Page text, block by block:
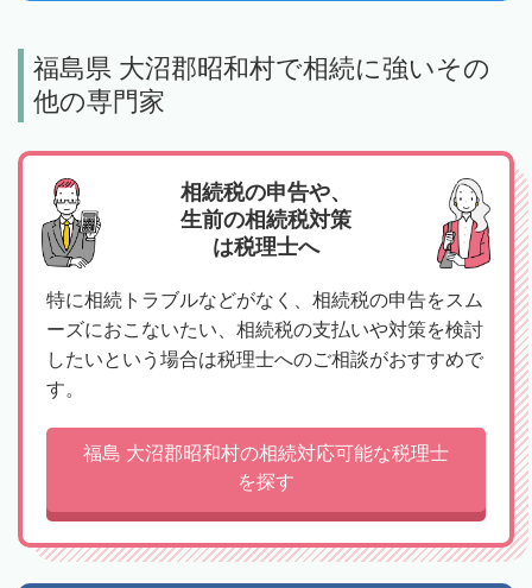
福島県 大沼郡昭和村で相続に強いその
他の専門家
相続税の申告や、
生前の相続税対策
は税理士へ
特に相続トラブルなどがなく、相続税の申告をスム
ーズにおこないたい、相続税の支払いや対策を検討
したいという場合は税理士へのご相談がおすすめで
す。
福島 大沼郡昭和村の相続対応可能な税理士
を探す